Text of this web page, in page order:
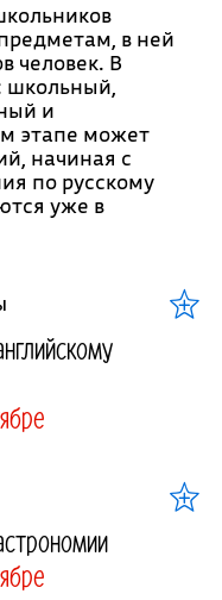
в ней
человек. В
школьный,
и
этапе может
начиная с
по русскому
уже в